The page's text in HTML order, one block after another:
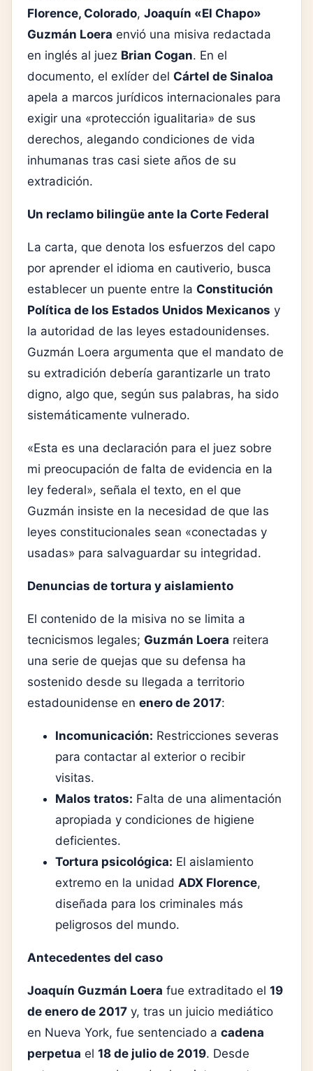
Florence, Colorado, Joaquín «El Chapo»
Guzmán Loera envió una misiva redactada
en inglés al juez Brian Cogan. En el
documento, el exlíder del Cártel de Sinaloa
apela a marcos jurídicos internacionales para
exigir una «protección igualitaria» de sus
derechos, alegando condiciones de vida
inhumanas tras casi siete años de su
extradición.
Un reclamo bilingüe ante la Corte Federal
La carta, que denota los esfuerzos del capo
por aprender el idioma en cautiverio, busca
establecer un puente entre la Constitución
Política de los Estados Unidos Mexicanos y
la autoridad de las leyes estadounidenses.
Guzmán Loera argumenta que el mandato de
su extradición debería garantizarle un trato
digno, algo que, según sus palabras, ha sido
sistemáticamente vulnerado.
«Esta es una declaración para el juez sobre
mi preocupación de falta de evidencia en la
ley federal», señala el texto, en el que
Guzmán insiste en la necesidad de que las
leyes constitucionales sean «conectadas y
usadas» para salvaguardar su integridad.
Denuncias de tortura y aislamiento
El contenido de la misiva no se limita a
tecnicismos legales; Guzmán Loera reitera
una serie de quejas que su defensa ha
sostenido desde su llegada a territorio
estadounidense en enero de 2017:
Incomunicación: Restricciones severas
para contactar al exterior o recibir
visitas.
Malos tratos: Falta de una alimentación
apropiada y condiciones de higiene
deficientes.
Tortura psicológica: El aislamiento
extremo en la unidad ADX Florence,
diseñada para los criminales más
peligrosos del mundo.
Antecedentes del caso
Joaquín Guzmán Loera fue extraditado el 19
de enero de 2017 y, tras un juicio mediático
en Nueva York, fue sentenciado a cadena
perpetua el 18 de julio de 2019. Desde